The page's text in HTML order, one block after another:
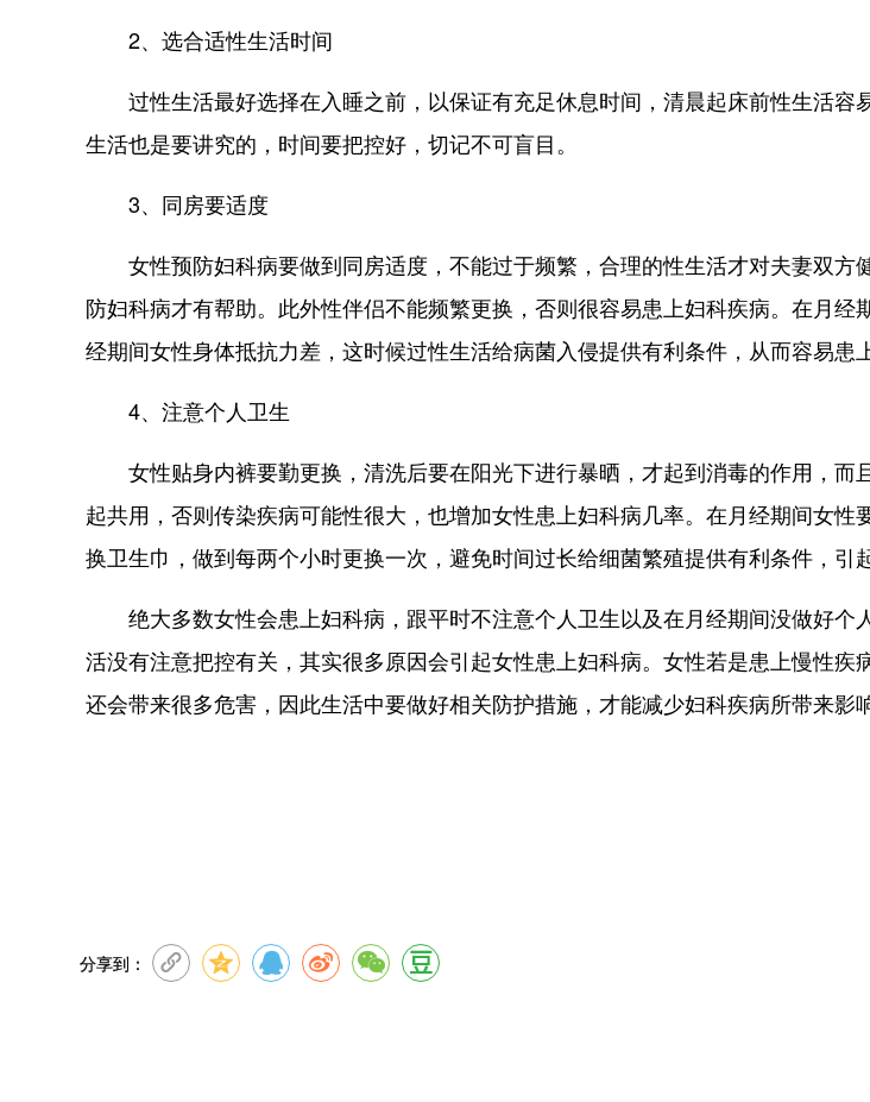
2、选合适性生活时间
过性生活最好选择在入睡之前，以保证有充足休息时间，清晨起床前性生活容
生活也是要讲究的，时间要把控好，切记不可盲目。
3、同房要适度
女性预防妇科病要做到同房适度，不能过于频繁，合理的性生活才对夫妻双方
防妇科病才有帮助。此外性伴侣不能频繁更换，否则很容易患上妇科疾病。在月经
经期间女性身体抵抗力差，这时候过性生活给病菌入侵提供有利条件，从而容易患
4、注意个人卫生
女性贴身内裤要勤更换，清洗后要在阳光下进行暴晒，才起到消毒的作用，而
起共用，否则传染疾病可能性很大，也增加女性患上妇科病几率。在月经期间女性
换卫生巾，做到每两个小时更换一次，避免时间过长给细菌繁殖提供有利条件，引
绝大多数女性会患上妇科病，跟平时不注意个人卫生以及在月经期间没做好个
活没有注意把控有关，其实很多原因会引起女性患上妇科病。女性若是患上慢性疾
还会带来很多危害，因此生活中要做好相关防护措施，才能减少妇科疾病所带来影响
分享到：